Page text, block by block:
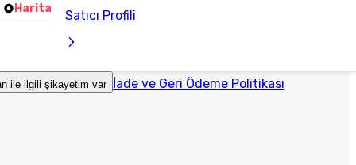
Harita Satıcı Profili
ile ilgili şikayetim var İade ve Geri Ödeme Politikası